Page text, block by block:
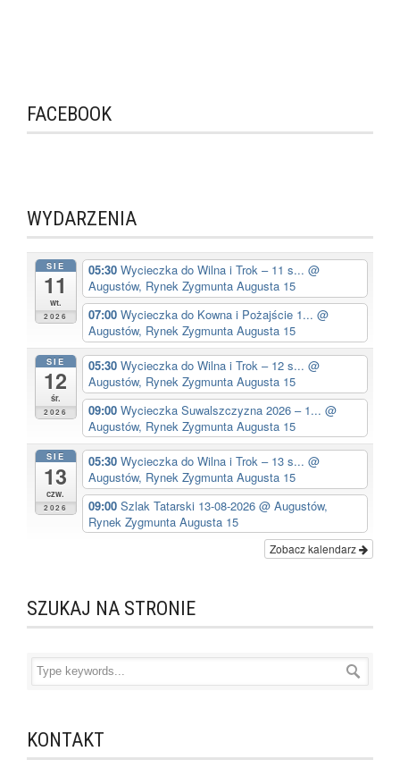
FACEBOOK
WYDARZENIA
SIE
11
wt.
2026
05:30 Wycieczka do Wilna i Trok – 11 s... @
Augustów, Rynek Zygmunta Augusta 15
07:00 Wycieczka do Kowna i Pożajście 1... @
Augustów, Rynek Zygmunta Augusta 15
SIE
12
śr.
2026
05:30 Wycieczka do Wilna i Trok – 12 s... @
Augustów, Rynek Zygmunta Augusta 15
09:00 Wycieczka Suwalszczyzna 2026 – 1... @
Augustów, Rynek Zygmunta Augusta 15
SIE
13
czw.
2026
05:30 Wycieczka do Wilna i Trok – 13 s... @
Augustów, Rynek Zygmunta Augusta 15
09:00 Szlak Tatarski 13-08-2026 @ Augustów,
Rynek Zygmunta Augusta 15
Zobacz kalendarz
SZUKAJ NA STRONIE
KONTAKT